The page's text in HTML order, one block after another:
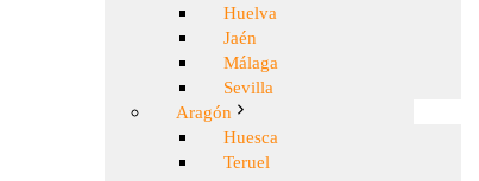
Huelva
Jaén
Málaga
Sevilla
Aragón
Huesca
Teruel